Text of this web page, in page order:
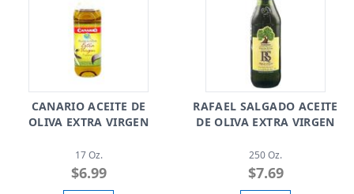
CANARIO ACEITE DE
OLIVA EXTRA VIRGEN
17 Oz.
$6.99
RAFAEL SALGADO ACEITE
DE OLIVA EXTRA VIRGEN
250 Oz.
$7.69